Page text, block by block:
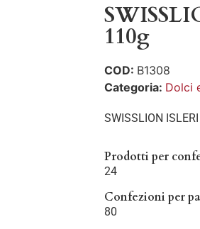
110g
COD: B1308
Categoria: Dolci
SWISSLION
Prodotti per
24
Confezioni per
80